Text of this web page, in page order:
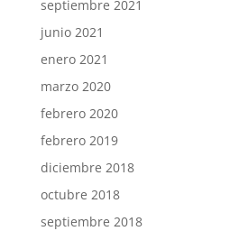
septiembre 2021
junio 2021
enero 2021
marzo 2020
febrero 2020
febrero 2019
diciembre 2018
octubre 2018
septiembre 2018